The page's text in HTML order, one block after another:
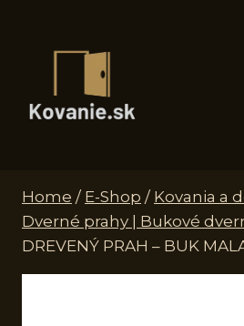
Home / E-Shop / Kovania a
Dverné prahy | Bukové
DREVENÝ PRAH – BUK